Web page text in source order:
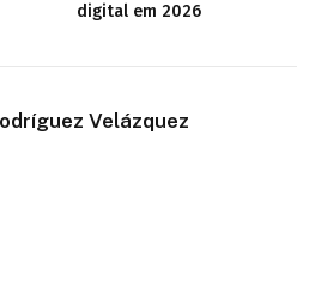
digital em 2026
Velázquez